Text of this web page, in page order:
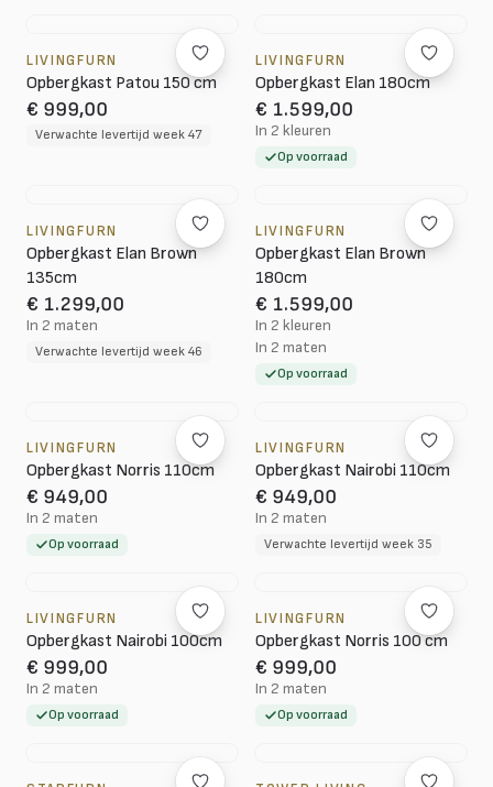
LIVINGFURN
Opbergkast Patou 150 cm
€ 999,00
Verwachte levertijd week 47
LIVINGFURN
Opbergkast Elan 180cm
€ 1.599,00
In 2 kleuren
Op voorraad
LIVINGFURN
Opbergkast Elan Brown
135cm
€ 1.299,00
In 2 maten
Verwachte levertijd week 46
LIVINGFURN
Opbergkast Elan Brown
180cm
€ 1.599,00
In 2 kleuren
In 2 maten
Op voorraad
LIVINGFURN
Opbergkast Norris 110cm
€ 949,00
In 2 maten
Op voorraad
LIVINGFURN
Opbergkast Nairobi 110cm
€ 949,00
In 2 maten
Verwachte levertijd week 35
LIVINGFURN
Opbergkast Nairobi 100cm
€ 999,00
In 2 maten
Op voorraad
LIVINGFURN
Opbergkast Norris 100 cm
€ 999,00
In 2 maten
Op voorraad